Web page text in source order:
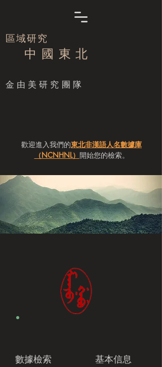
區域研究
中 國 東 北
​金由美研究團隊
歡迎進入我們的東北非漢語人名數據庫
（NCNHNL） 開始您的檢索。
數據檢索 基本信息